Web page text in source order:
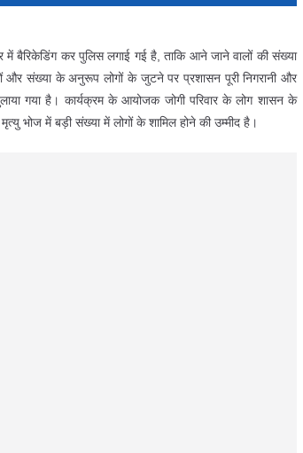
में बैरिकेडिंग कर पुलिस लगाई गई है, ताकि आने जाने वालों की संख्या
और संख्या के अनुरूप लोगों के जुटने पर प्रशासन पूरी निगरानी और
गया है। कार्यक्रम के आयोजक जोगी परिवार के लोग शासन के
भोज में बड़ी संख्या में लोगों के शामिल होने की उम्मीद है।